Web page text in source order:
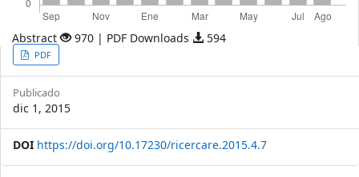
Abstract 970 | PDF Downloads 594
Article
Sidebar
PDF
Publicado
dic 1, 2015
DOI https://doi.org/10.17230/ricercare.2015.4.7